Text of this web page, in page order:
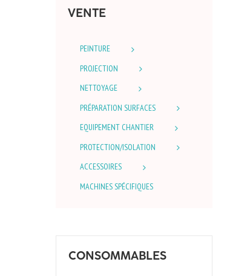
VENTE
PEINTURE
PROJECTION
NETTOYAGE
PRÉPARATION SURFACES
EQUIPEMENT CHANTIER
PROTECTION/ISOLATION
ACCESSOIRES
MACHINES SPÉCIFIQUES
CONSOMMABLES